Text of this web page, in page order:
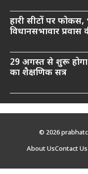
हारी सीटों पर
विधानसभावार प्रवास
29 अगस्त से शुरू होगा
का शैक्षणिक सत्र
© 2026
About UsContact Us